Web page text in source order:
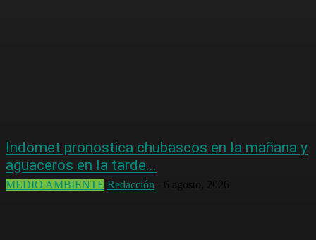
Indomet pronostica chubascos en la mañana y
aguaceros en la tarde...
MEDIO AMBIENTE Redacción - 6 agosto, 2026